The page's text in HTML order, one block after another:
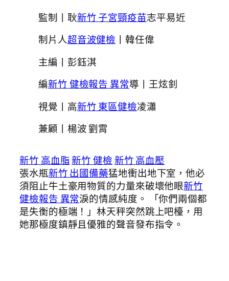
監制丨耿新竹 子宮頸疫苗志平易近
制片人超音波健檢 丨韓任偉
主編丨彭鈺淇
編新竹 健檢報告 異常導丨王炫釗
視覺丨高新竹 東區健檢凌瀟
兼顧丨楊波 劉霄
新竹 高血脂新竹 健檢新竹 高血壓
張水瓶新竹 出國備藥猛地衝出地下室，他必
須阻止牛土豪用物質的力量來破壞他眼新竹
健檢報告 異常淚的情感純度。 「你們兩個都
是失衡的極端！」林天秤突然跳上吧檯，用
她那極度鎮靜且優雅的聲音發布指令。